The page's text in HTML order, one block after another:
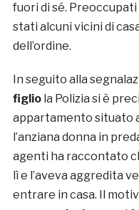
fuori di sé.
stati alcuni vicini di
dell’ordine.
In seguito alla
figliola Polizia si è
appartamento situato
l’anziana donna in
agenti ha raccontato
lì e l’aveva aggredita
entrare in casa. Il